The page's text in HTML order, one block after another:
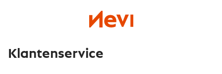
Klantenservice